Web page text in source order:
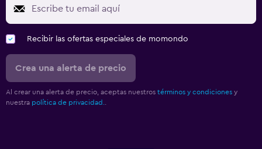
Recibir las ofertas especiales de momondo
Crea una alerta de precio
Al crear una alerta de precio, aceptas nuestros términos y condiciones y
nuestra política de privacidad.